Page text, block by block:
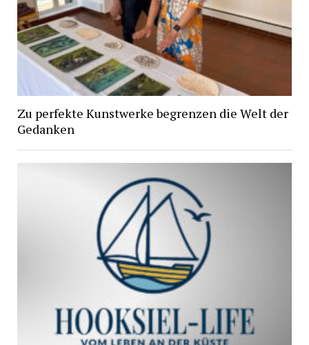
Zu perfekte Kunstwerke begrenzen die Welt der
Gedanken